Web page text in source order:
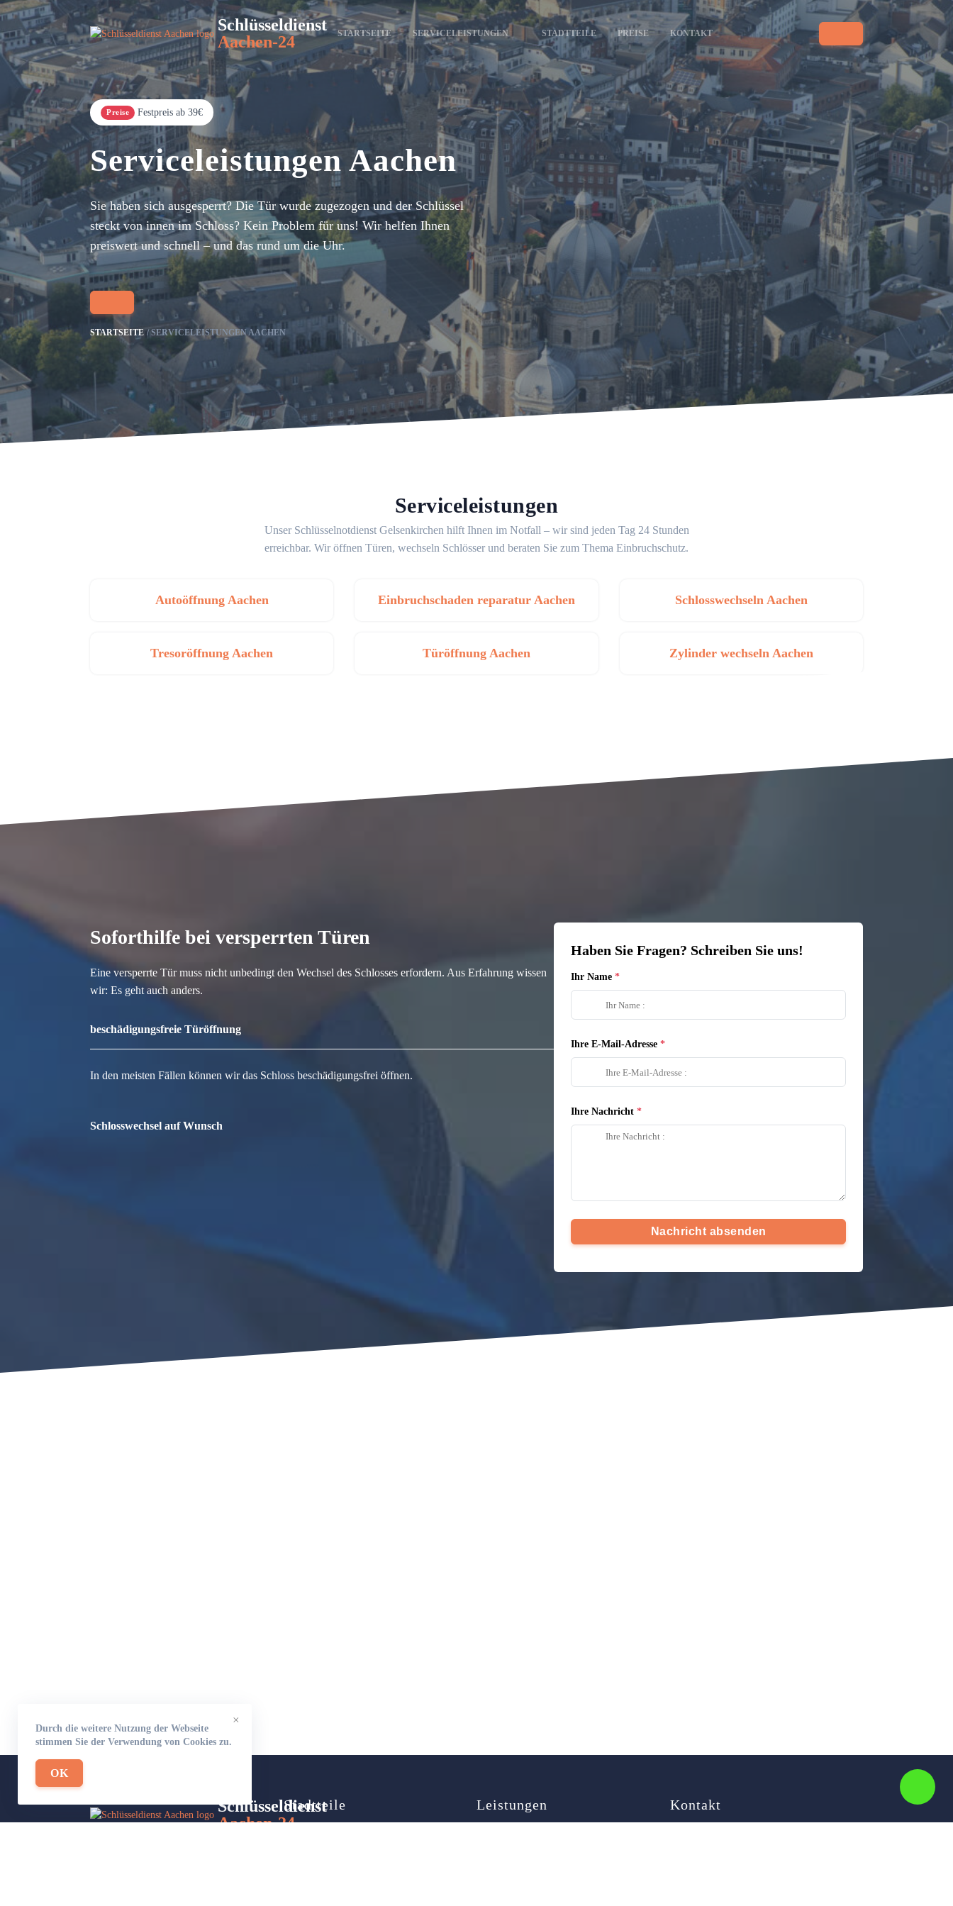
Schlüsseldienst
Aachen-24
STARTSEITE SERVICELEISTUNGEN STADTTEILE PREISE KONTAKT
Preise Festpreis ab 39€
Serviceleistungen Aachen
Sie haben sich ausgesperrt? Die Tür wurde zugezogen und der Schlüssel
steckt von innen im Schloss? Kein Problem für uns! Wir helfen Ihnen
preiswert und schnell – und das rund um die Uhr.
STARTSEITE SERVICELEISTUNGEN AACHEN
Serviceleistungen
Unser Schlüsselnotdienst Gelsenkirchen hilft Ihnen im Notfall – wir sind jeden Tag 24 Stunden
erreichbar. Wir öffnen Türen, wechseln Schlösser und beraten Sie zum Thema Einbruchschutz.
Autoöffnung Aachen Einbruchschaden reparatur Aachen Schlosswechseln Aachen
Tresoröffnung Aachen Türöffnung Aachen Zylinder wechseln Aachen
Soforthilfe bei versperrten Türen
Eine versperrte Tür muss nicht unbedingt den Wechsel des Schlosses erfordern. Aus Erfahrung wissen
wir: Es geht auch anders.
beschädigungsfreie Türöffnung
In den meisten Fällen können wir das Schloss beschädigungsfrei öffnen.
Schlosswechsel auf Wunsch
Haben Sie Fragen? Schreiben Sie uns!
Ihr Name
Ihre E-Mail-Adresse
Ihre Nachricht
Nachricht absenden
×
Durch die weitere Nutzung der Webseite
stimmen Sie der Verwendung von Cookies zu.
OK
Schlüsseldienst
Aachen-24
Stadtteile Leistungen Kontakt